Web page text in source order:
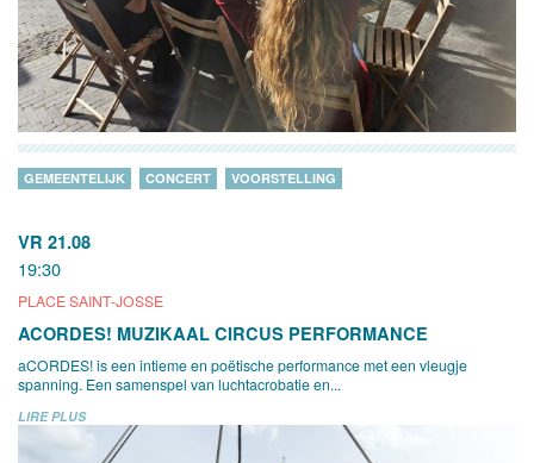
VR 21.08
19:30
PLACE SAINT-JOSSE
GEMEENTELIJK CONCERT VOORSTELLING
ACORDES! MUZIKAAL CIRCUS PERFORMANCE
aCORDES! is een intieme en poëtische performance met een vleugje
spanning. Een samenspel van luchtacrobatie en...
LIRE PLUS